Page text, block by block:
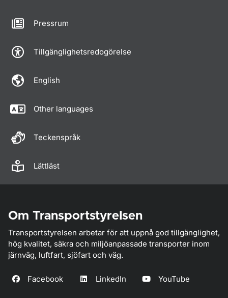
Pressrum
Tillgänglighetsredogörelse
English
Other languages
Teckenspråk
Lättläst
Om Transportstyrelsen
Transportstyrelsen arbetar för att uppnå god tillgänglighet,
hög kvalitet, säkra och miljöanpassade transporter inom
järnväg, luftfart, sjöfart och väg.
Facebook LinkedIn YouTube